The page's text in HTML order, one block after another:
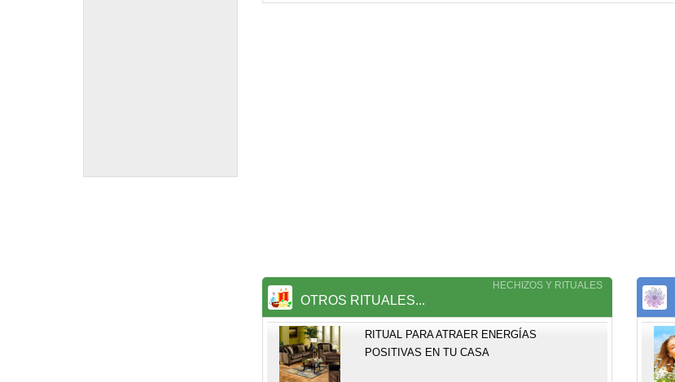
HECHIZOS Y RITUALES
OTROS RITUALES...
RITUAL PARA ATRAER ENERGÍAS
POSITIVAS EN TU CASA